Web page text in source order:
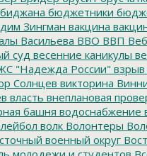
бюджетники
Зингман вакцина
Васильева ВВО ВВП
суд весенние каникулы
"Надежда России" взрыв
Солнцев викторина
власть внеплановая
башня водоснабжение
волк Волонтеры
военный округ